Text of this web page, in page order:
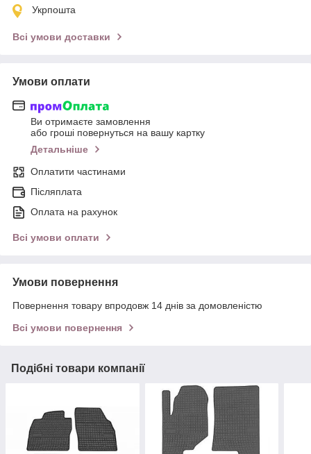
Укрпошта
Всі умови доставки
Умови оплати
Ви отримаєте замовлення
або гроші повернуться на вашу картку
Детальніше
Оплатити частинами
Післяплата
Оплата на рахунок
Всі умови оплати
Умови повернення
Повернення товару впродовж 14 днів за домовленістю
Всі умови повернення
Подібні товари компанії